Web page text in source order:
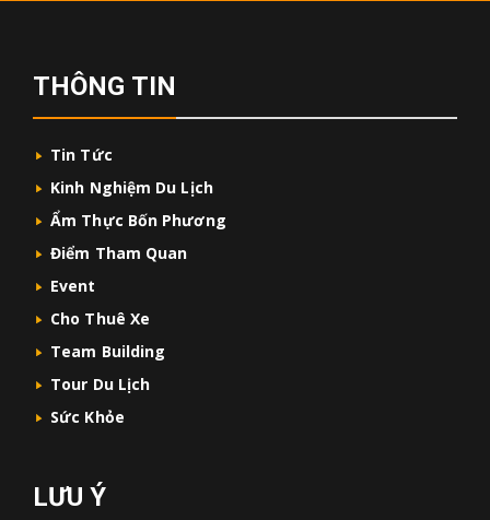
THÔNG TIN
Tin Tức
Kinh Nghiệm Du Lịch
Ẩm Thực Bốn Phương
Điểm Tham Quan
Event
Cho Thuê Xe
Team Building
Tour Du Lịch
Sức Khỏe
LƯU Ý